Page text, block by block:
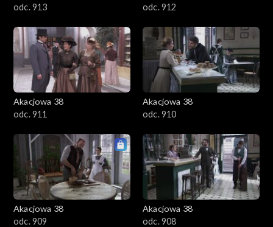
odc. 913
odc. 912
Akacjowa 38
odc. 911
Akacjowa 38
odc. 910
Akacjowa 38
odc. 909
Akacjowa 38
odc. 908